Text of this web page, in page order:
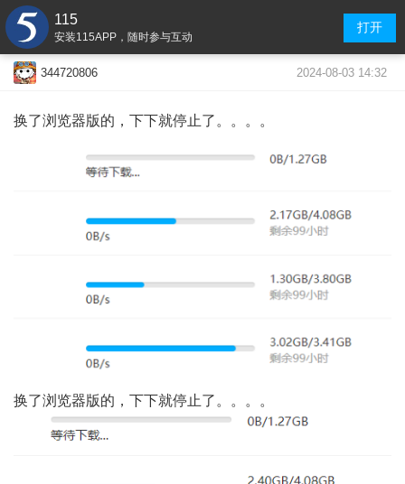
115
安装115APP，随时参与互动
打开
344720806 2024-08-03 14:32
换了浏览器版的，下下就停止了。。。。
换了浏览器版的，下下就停止了。。。。